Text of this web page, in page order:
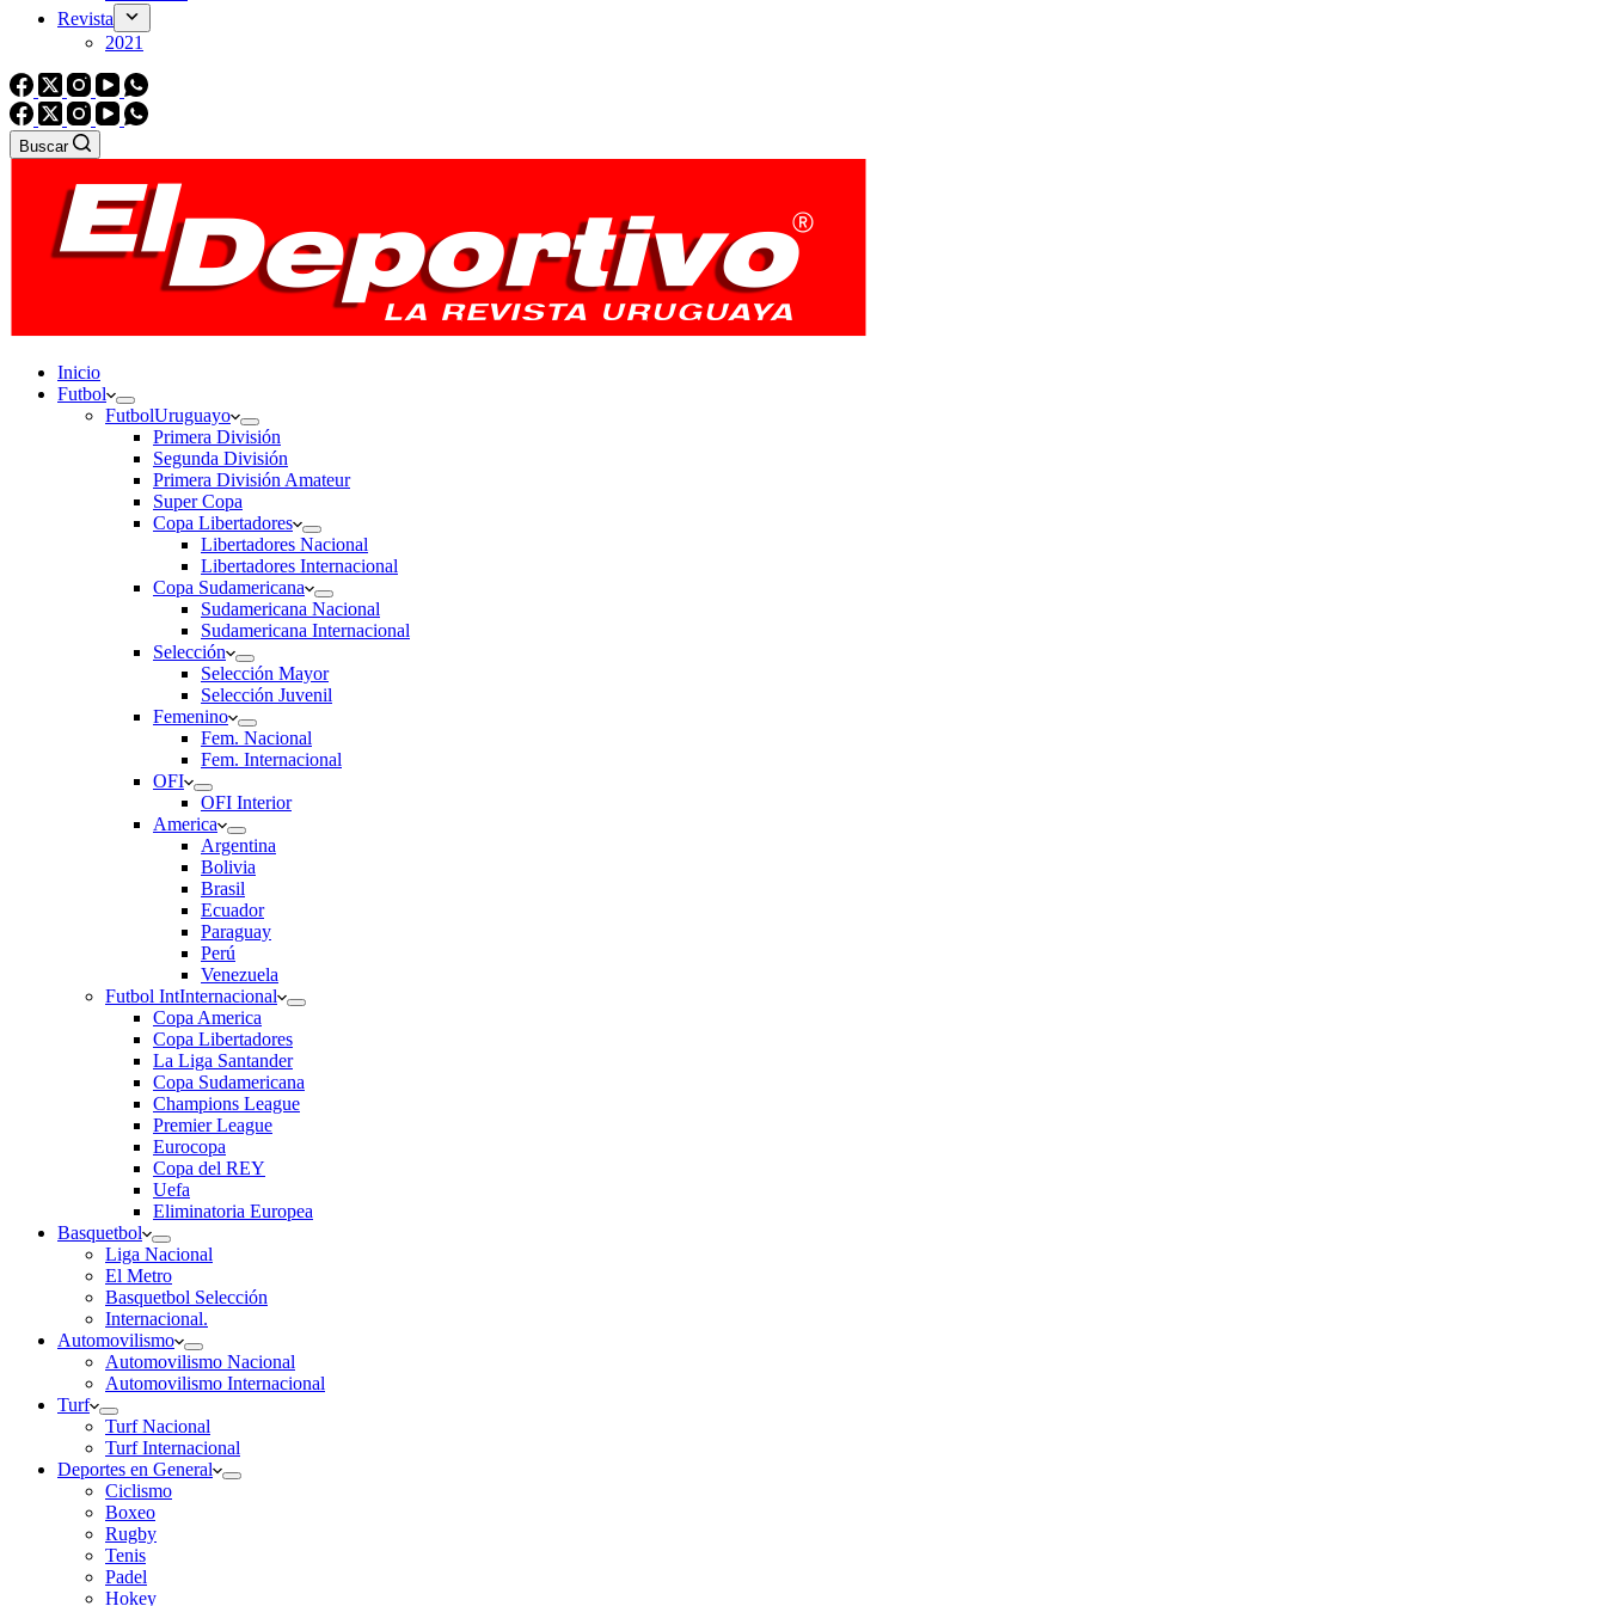
Revista
2021
Buscar
Inicio
Futbol
FutbolUruguayo
Primera División
Segunda División
Primera División Amateur
Super Copa
Copa Libertadores
Libertadores Nacional
Libertadores Internacional
Copa Sudamericana
Sudamericana Nacional
Sudamericana Internacional
Selección
Selección Mayor
Selección Juvenil
Femenino
Fem. Nacional
Fem. Internacional
OFI
OFI Interior
America
Argentina
Bolivia
Brasil
Ecuador
Paraguay
Perú
Venezuela
Futbol IntInternacional
Copa America
Copa Libertadores
La Liga Santander
Copa Sudamericana
Champions League
Premier League
Eurocopa
Copa del REY
Uefa
Eliminatoria Europea
Basquetbol
Liga Nacional
El Metro
Basquetbol Selección
Internacional.
Automovilismo
Automovilismo Nacional
Automovilismo Internacional
Turf
Turf Nacional
Turf Internacional
Deportes en General
Ciclismo
Boxeo
Rugby
Tenis
Padel
Hokey